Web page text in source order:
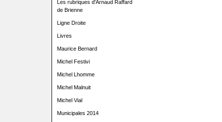
Les rubriques d'Arnaud Raffard
de Brienne
Ligne Droite
Livres
Maurice Bernard
Michel Festivi
Michel Lhomme
Michel Malnuit
Michel Vial
Municipales 2014